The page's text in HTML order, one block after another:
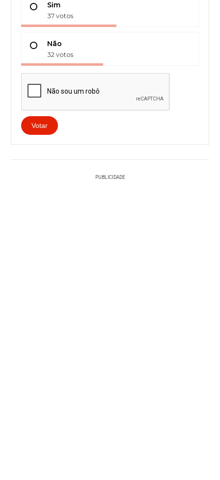
Sim
37 votos
Não
32 votos
Votar
PUBLICIDADE